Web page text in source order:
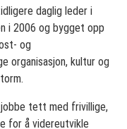
daglig leder i
i 2006 og bygget opp
og
organisasjon, kultur og
tett med frivillige,
for å videreutvikle